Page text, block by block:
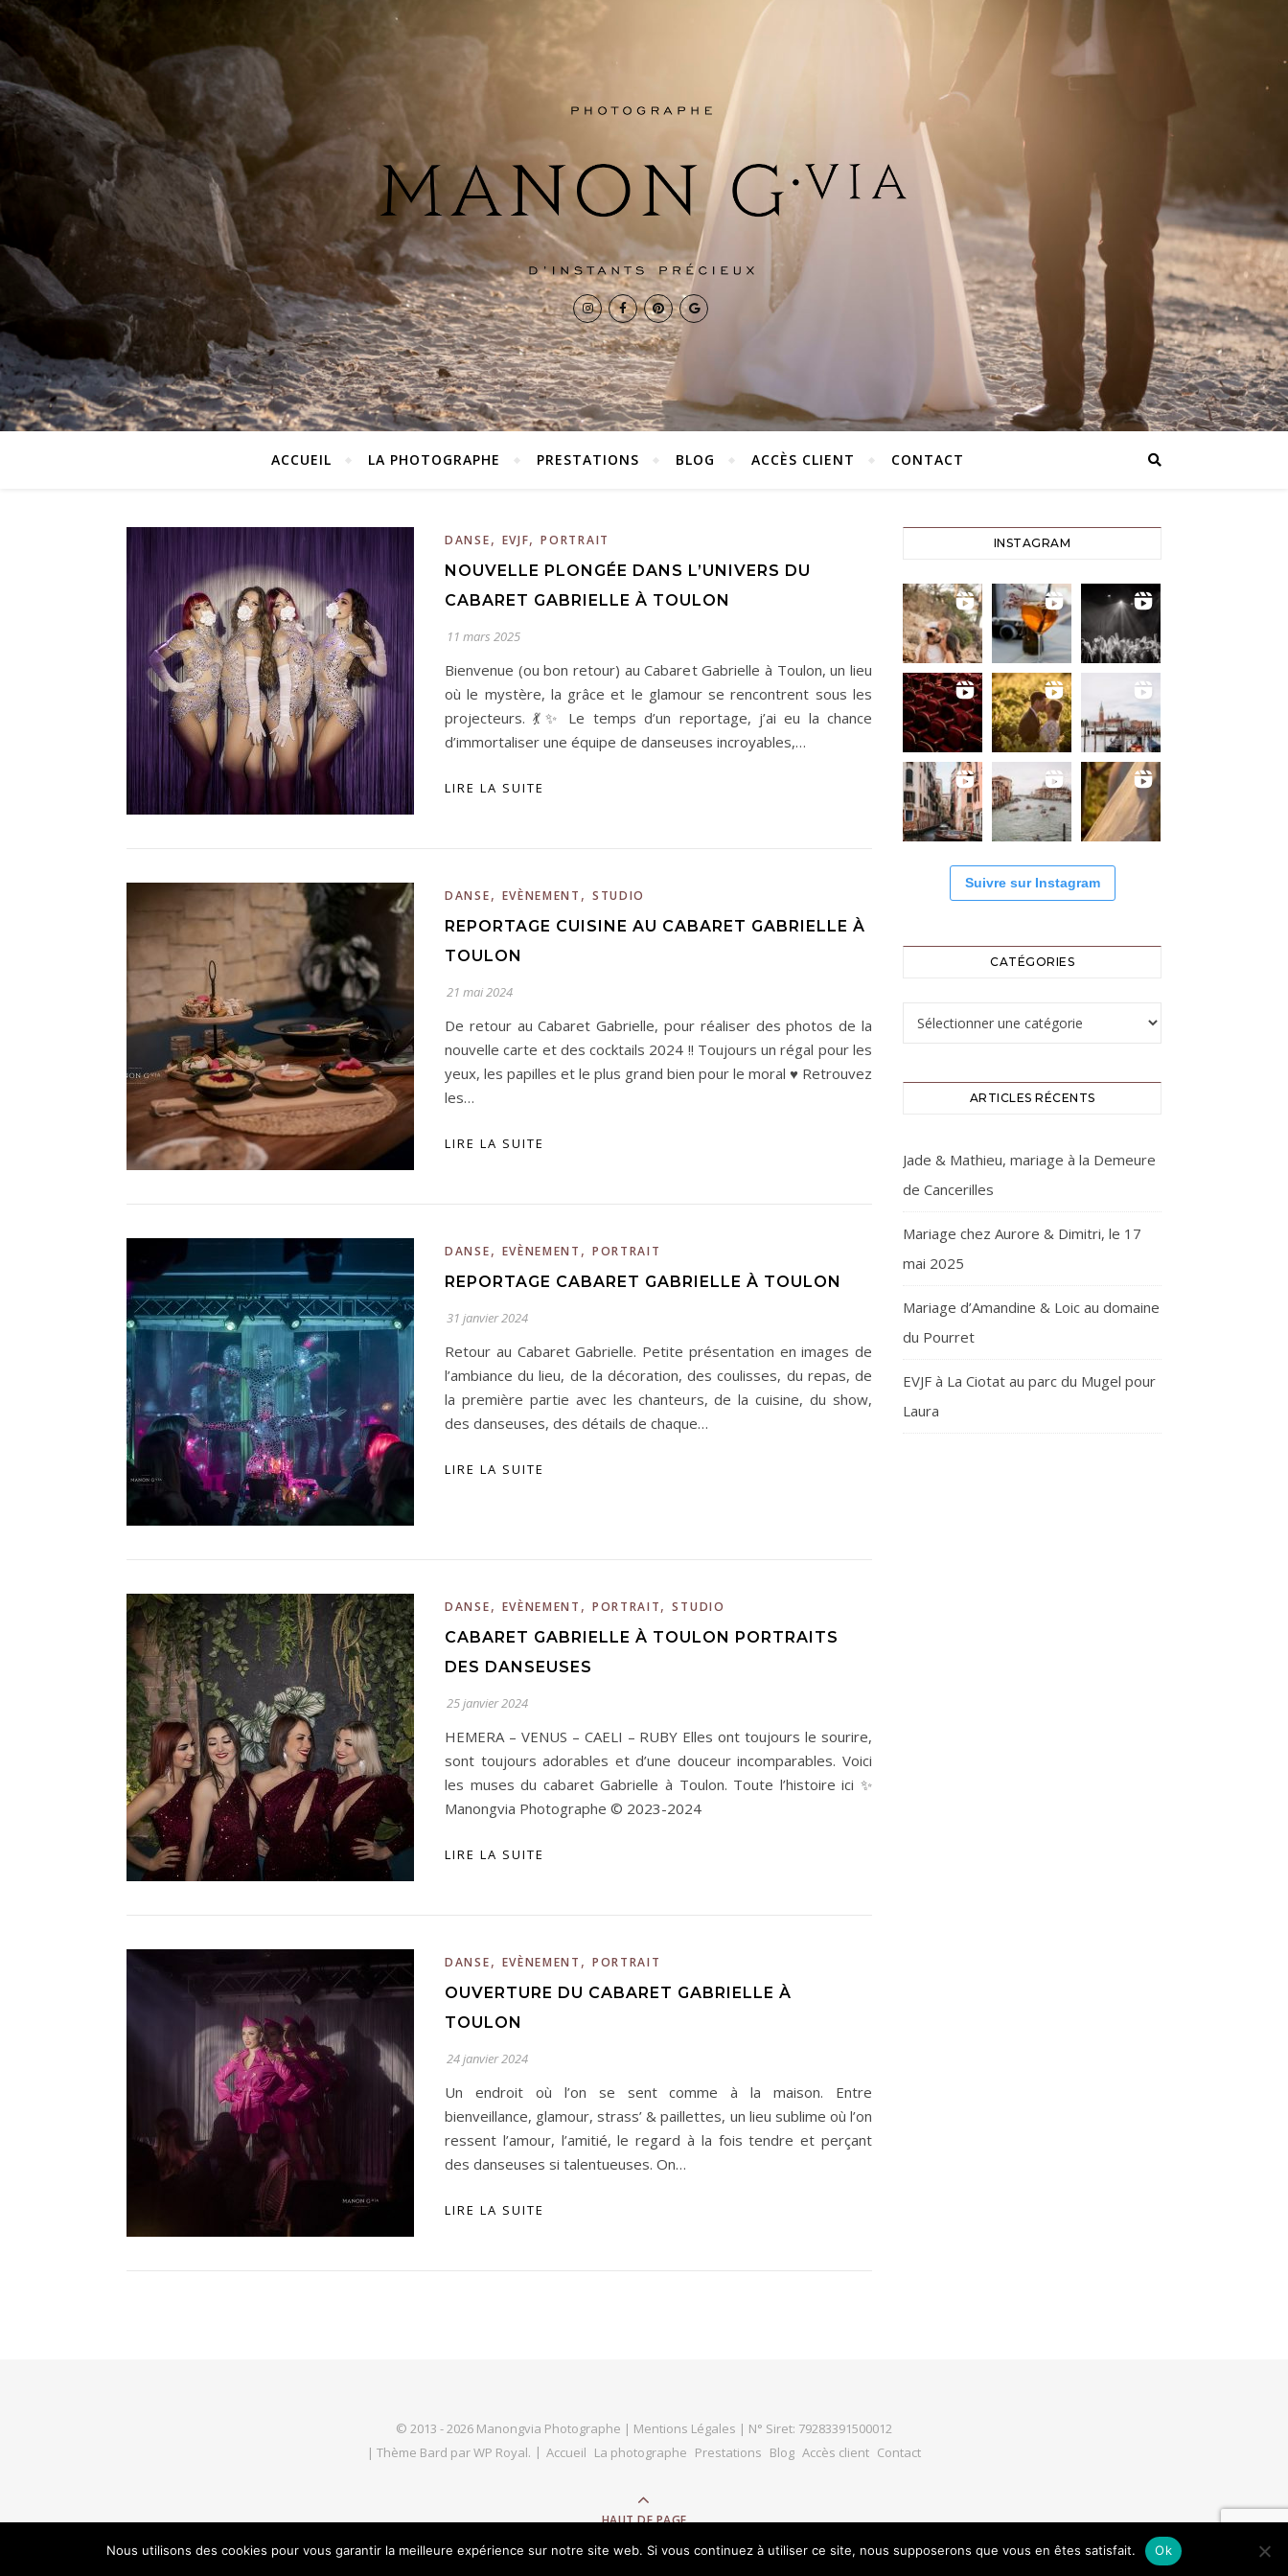
ACCUEIL LA PHOTOGRAPHE PRESTATIONS BLOG ACCÈS CLIENT CONTACT
DANSE, EVJF,PORTRAIT
NOUVELLE PLONGÉE DANS L’UNIVERS DU
CABARET GABRIELLE À TOULON
11 mars 2025
Bienvenue (ou bon retour) au Cabaret Gabrielle à Toulon, un lieu
où le mystère, la grâce et le glamour se rencontrent sous les
projecteurs. 💃✨ Le temps d’un reportage, j’ai eu la chance
d’immortaliser une équipe de danseuses incroyables,…
LIRE LA SUITE
DANSE, EVÈNEMENT , STUDIO
REPORTAGE CUISINE AU CABARET GABRIELLE À
TOULON
21 mai 2024
De retour au Cabaret Gabrielle, pour réaliser des photos de la
nouvelle carte et des cocktails 2024 !! Toujours un régal pour les
yeux, les papilles et le plus grand bien pour le moral ♥️ Retrouvez
les…
LIRE LA SUITE
DANSE, EVÈNEMENT , PORTRAIT
REPORTAGE CABARET GABRIELLE À TOULON
31 janvier 2024
Retour au Cabaret Gabrielle. Petite présentation en images de
l’ambiance du lieu, de la décoration, des coulisses, du repas, de
la première partie avec les chanteurs, de la cuisine, du show,
des danseuses, des détails de chaque…
LIRE LA SUITE
DANSE, EVÈNEMENT , PORTRAIT,STUDIO
CABARET GABRIELLE À TOULON PORTRAITS
DES DANSEUSES
25 janvier 2024
HEMERA – VENUS – CAELI – RUBY Elles ont toujours le sourire,
sont toujours adorables et d’une douceur incomparables. Voici
les muses du cabaret Gabrielle à Toulon. Toute l’histoire ici ✨
Manongvia Photographe © 2023-2024
LIRE LA SUITE
DANSE, EVÈNEMENT , PORTRAIT
OUVERTURE DU CABARET GABRIELLE À
TOULON
24 janvier 2024
Un endroit où l’on se sent comme à la maison. Entre
bienveillance, glamour, strass’ & paillettes, un lieu sublime où l’on
ressent l’amour, l’amitié, le regard à la fois tendre et perçant
des danseuses si talentueuses. On…
LIRE LA SUITE
INSTAGRAM
Suivre sur Instagram
CATÉGORIES
Catégories
ARTICLES RÉCENTS
Jade & Mathieu, mariage à la Demeure
de Cancerilles
Mariage chez Aurore & Dimitri, le 17
mai 2025
Mariage d’Amandine & Loic au domaine
du Pourret
EVJF à La Ciotat au parc du Mugel pour
Laura
© 2013 - 2026 Manongvia Photographe | Mentions Légales | N° Siret: 79283391500012
| Thème Bard parWP Royal. Accueil La photographe Prestations Blog Accès client Contact
HAUT DE PAGE
Nous utilisons des cookies pour vous garantir la meilleure expérience sur notre site web. Si vous continuez à utiliser ce site, nous supposerons que vous en êtes satisfait. Ok